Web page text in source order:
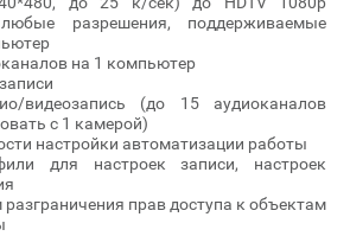
разрешения, поддерживаемые
на 1 компьютер
видеозапись (до 15 аудиоканалов
с 1 камерой)
настройки автоматизации работы
для настроек записи, настроек
прав доступа к объектам